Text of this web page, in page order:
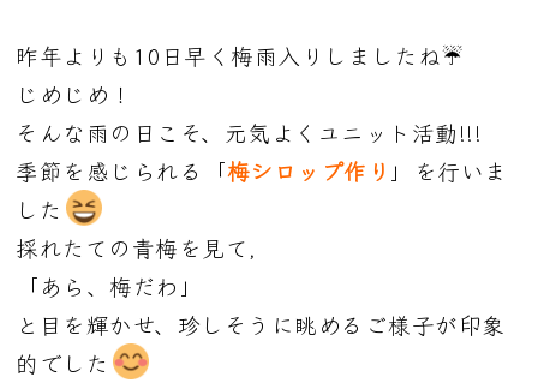
昨年よりも10日早く梅雨入りしましたね☔
じめじめ！
そんな雨の日こそ、元気よくユニット活動!!!
季節を感じられる「梅シロップ作り 」を行いま
した
採れたての青梅を見て,
「あら、梅だわ」
と目を輝かせ、 珍しそうに眺めるご様子が印象
的でした